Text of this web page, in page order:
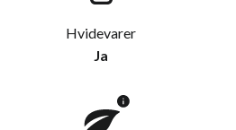
Hvidevarer
Ja